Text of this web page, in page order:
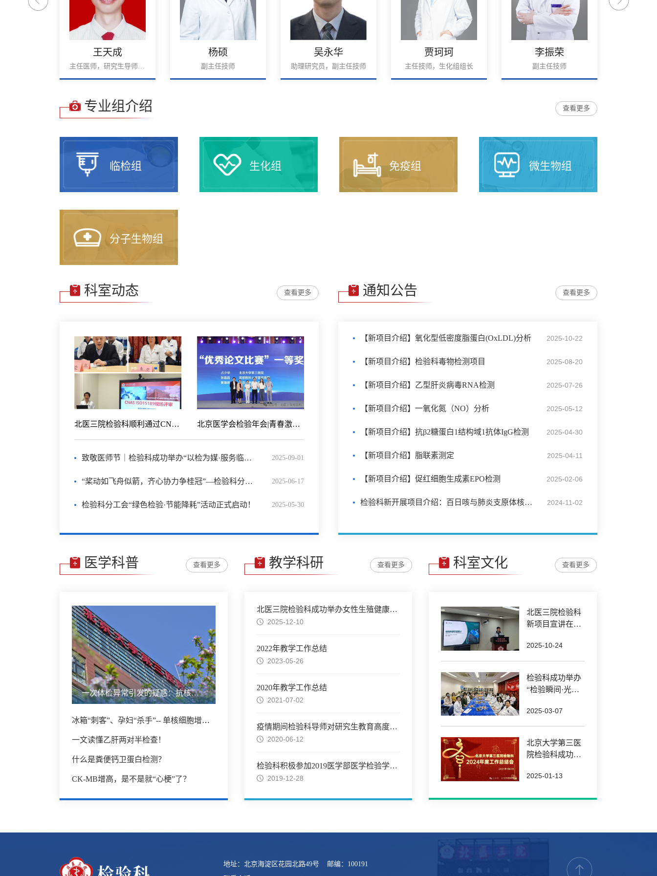
王天成
主任医师，研究生导师，副教授
杨硕
副主任技师
吴永华
助理研究员，副主任技师
贾珂珂
主任技师，生化组组长
李振荣
副主任技师
专业组介绍 查看更多
临检组 生化组 免疫组 微生物组
分子生物组
科室动态 查看更多
北医三院检验科顺利通过CNAS ISO15189现场评审 北京医学会检验年会|青春激扬，共谱检验华章
致敬医师节｜检验科成功举办“以检为媒·服务临床”主题座谈会 2025-09-01
“桨动如飞舟似箭，齐心协力争桂冠”—检验科分工会龙舟竞渡顺利举行 2025-06-17
检验科分工会“绿色检验·节能降耗”活动正式启动！ 2025-05-30
通知公告 查看更多
【新项目介绍】氧化型低密度脂蛋白(OxLDL)分析 2025-10-22
【新项目介绍】检验科毒物检测项目 2025-08-20
【新项目介绍】乙型肝炎病毒RNA检测 2025-07-26
【新项目介绍】一氧化氮（NO）分析 2025-05-12
【新项目介绍】抗β2糖蛋白1结构域1抗体IgG检测 2025-04-30
【新项目介绍】脂联素测定 2025-04-11
【新项目介绍】促红细胞生成素EPO检测 2025-02-06
检验科新开展项目介绍：百日咳与肺炎支原体核酸检测 2024-11-02
医学科普 查看更多
一次体检异常引发的疑惑：抗核抗体阳性意味着什么？
冰箱“刺客”、孕妇“杀手”-- 单核细胞增生李斯特菌
一文读懂乙肝两对半检查！
什么是粪便钙卫蛋白检测？
CK-MB增高，是不是就“心梗”了？
教学科研 查看更多
北医三院检验科成功举办女性生殖健康实验室检测及进展培训
2025-12-10
2022年教学工作总结
2023-05-26
2020年教学工作总结
2021-07-02
疫情期间检验科导师对研究生教育高度重视
2020-06-12
检验科积极参加2019医学部医学检验学系学术年会
2019-12-28
科室文化 查看更多
北医三院检验科
新项目宣讲在党
——技术对接临
床，赋能精准医
2025-10-24
检验科成功举办
“检验瞬间·光影
——定格专业风
采 手作春日温情
2025-03-07
北京大学第三医
院检验科成功举
总结会
2025-01-13
地址：北京海淀区花园北路49号 邮编：100191